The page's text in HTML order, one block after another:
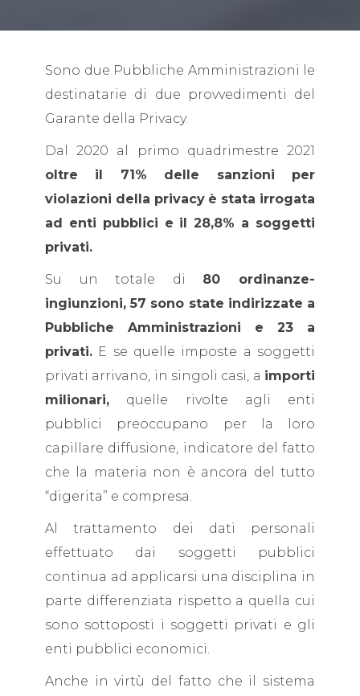
Sono due Pubbliche Amministrazioni le
destinatarie di due provvedimenti del
Garante della Privacy.
Dal 2020 al primo quadrimestre 2021
oltre il 71% delle sanzioni per
violazioni della privacy è stata irrogata
ad enti pubblici e il 28,8% a soggetti
privati.
Su un totale di 80 ordinanze-
ingiunzioni, 57 sono state indirizzate a
Pubbliche Amministrazioni e 23 a
privati. E se quelle imposte a soggetti
privati arrivano, in singoli casi, a importi
milionari, quelle rivolte agli enti
pubblici preoccupano per la loro
capillare diffusione, indicatore del fatto
che la materia non è ancora del tutto
“digerita” e compresa.
Al trattamento dei dati personali
effettuato dai soggetti pubblici
continua ad applicarsi una disciplina in
parte differenziata rispetto a quella cui
sono sottoposti i soggetti privati e gli
enti pubblici economici.
Anche in virtù del fatto che il sistema